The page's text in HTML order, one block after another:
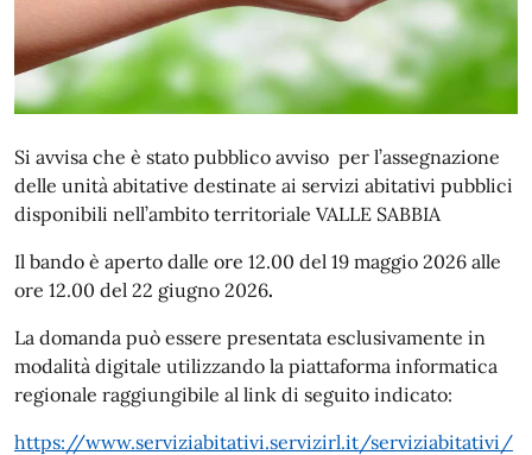
Si avvisa che è stato pubblico avviso per l’assegnazione
delle unità abitative destinate ai servizi abitativi pubblici
disponibili nell’ambito territoriale VALLE SABBIA
Il bando è aperto dalle ore 12.00 del 19 maggio 2026 alle
ore 12.00 del 22 giugno 2026.
La domanda può essere presentata esclusivamente in
modalità digitale utilizzando la piattaforma informatica
regionale raggiungibile al link di seguito indicato:
https://www.serviziabitativi.servizirl.it/serviziabitativi/